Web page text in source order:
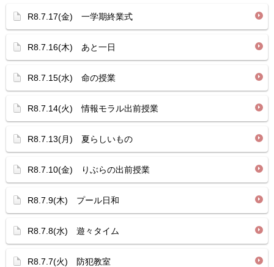
R8.7.17(金) 一学期終業式
R8.7.16(木) あと一日
R8.7.15(水) 命の授業
R8.7.14(火) 情報モラル出前授業
R8.7.13(月) 夏らしいもの
R8.7.10(金) りぶらの出前授業
R8.7.9(木) プール日和
R8.7.8(水) 遊々タイム
R8.7.7(火) 防犯教室